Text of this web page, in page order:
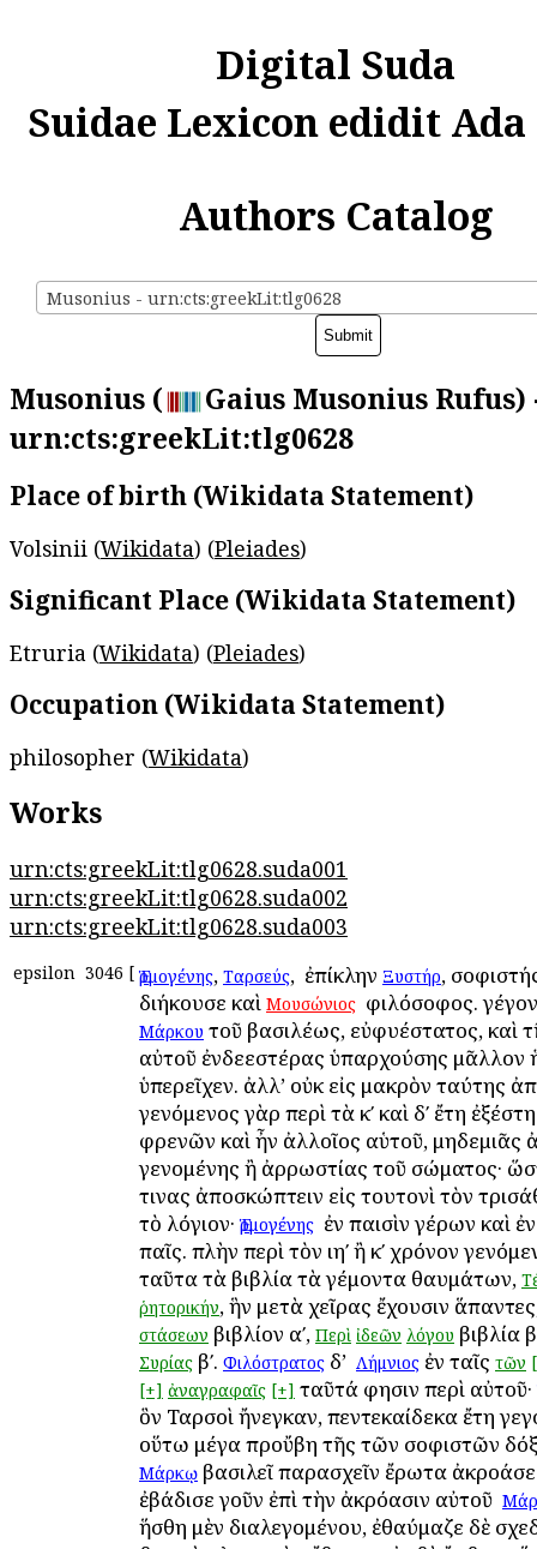
Digital Suda
Suidae Lexicon edidit
Authors Catalog
Musonius - urn:cts:greekLit:tlg0628
Musonius (
Gaius Musonius Rufus)
urn:cts:greekLit:tlg0628
Place of birth (Wikidata Statement)
Volsinii (Wikidata) (Pleiades)
Significant Place (Wikidata Statement)
Etruria (Wikidata) (Pleiades)
Occupation (Wikidata Statement)
philosopher (Wikidata)
Works
urn:cts:greekLit:tlg0628.suda001
urn:cts:greekLit:tlg0628.suda002
urn:cts:greekLit:tlg0628.suda003
epsilon 3046 [ Ἑρμογένης, Ταρσεύς, ὁ ἐπίκλην Ξυστήρ,
διήκουσε καὶ Μουσώνιος ὁ φιλόσοφος.
Μάρκου τοῦ βασιλέως, εὐφυέστατος, καὶ
αὐτοῦ ἐνδεεστέρας ὑπαρχούσης μᾶλλον
ὑπερεῖχεν. ἀλλ’ οὐκ εἰς μακρὸν ταύτης
γενόμενος γὰρ περὶ τὰ κʹ καὶ δʹ ἔτη
φρενῶν καὶ ἦν ἀλλοῖος αὑτοῦ, μηδεμιᾶς
γενομένης ἢ ἀρρωστίας τοῦ σώματος·
τινας ἀποσκώπτειν εἰς τουτονὶ τὸν
τὸ λόγιον· Ἑρμογένης ὁ ἐν παισὶν γέρων καὶ
παῖς. πλὴν περὶ τὸν ιηʹ ἢ κʹ χρόνον
ταῦτα τὰ βιβλία τὰ γέμοντα θαυμάτων,
ῥητορικήν, ἣν μετὰ χεῖρας ἔχουσιν
στάσεων βιβλίον αʹ, Περὶ ἰδεῶν λόγου βιβλία
Συρίας βʹ. Φιλόστρατος δ’ ὁ Λήμνιος ἐν ταῖς τῶν
[+] ἀναγραφαῖς [+] ταῦτά φησιν περὶ αὐτοῦ·
ὃν Ταρσοὶ ἤνεγκαν, πεντεκαίδεκα ἔτη
οὕτω μέγα προὔβη τῆς τῶν σοφιστῶν
Μάρκῳ βασιλεῖ παρασχεῖν ἔρωτα
ἐβάδισε γοῦν ἐπὶ τὴν ἀκρόασιν αὐτοῦ ὁ
ἥσθη μὲν διαλεγομένου, ἐθαύμαζε δὲ